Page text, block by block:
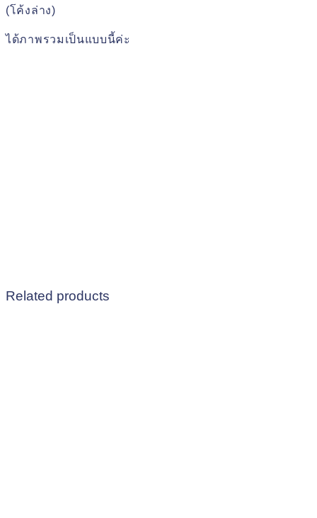
(โค้งล่าง)
ได้ภาพรวมเป็นแบบนี้ค่ะ
Related products